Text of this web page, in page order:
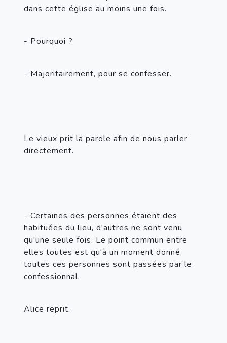
dans cette église au moins une fois.
- Pourquoi ?
- Majoritairement, pour se confesser.
Le vieux prit la parole afin de nous parler
directement.
- Certaines des personnes étaient des
habituées du lieu, d'autres ne sont venu
qu'une seule fois. Le point commun entre
elles toutes est qu'à un moment donné,
toutes ces personnes sont passées par le
confessionnal.
Alice reprit.